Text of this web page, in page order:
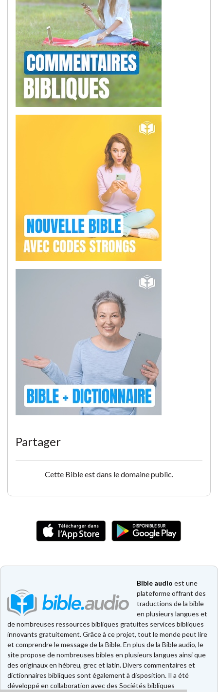
Partager
Cette Bible est dans le domaine public.
Bible audio est une
plateforme offrant des
traductions de la bible
en plusieurs langues et
de nombreuses ressources bibliques gratuites services bibliques
innovants gratuitement. Grâce à ce projet, tout le monde peut lire
et comprendre le message de la Bible. En plus de la Bible audio, le
site propose de nombreuses bibles en plusieurs langues ainsi que
des originaux en hébreu, grec et latin. Divers commentaires et
dictionnaires bibliques sont également à disposition. Il a été
développé en collaboration avec des Sociétés bibliques